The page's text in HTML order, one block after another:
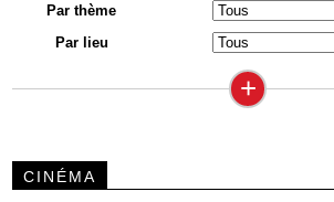
Par thème
Par lieu
+
CINÉMA